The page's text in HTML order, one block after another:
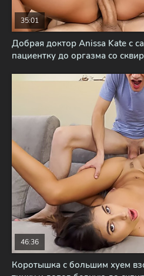
Добрая доктор Anissa Kate с
пациентку до оргазма со
35:01
Коротышка с большим хуем
46:36